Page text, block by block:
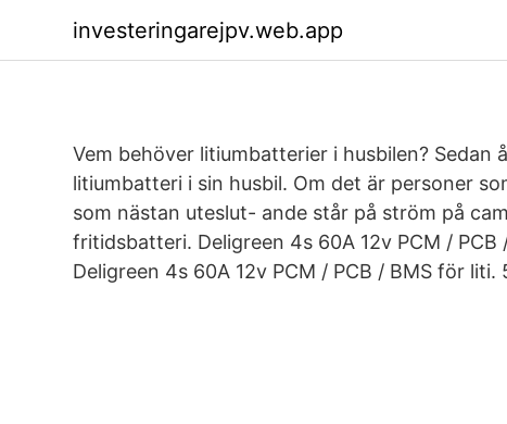
investeringarejpv.web.app
Vem behöver litiumbatterier i husbilen?
litiumbatteri i sin husbil. Om det är personer
som nästan uteslut- ande står på ström på
fritidsbatteri. Deligreen 4s 60A 12v PCM /
Deligreen 4s 60A 12v PCM / PCB / BMS för liti.